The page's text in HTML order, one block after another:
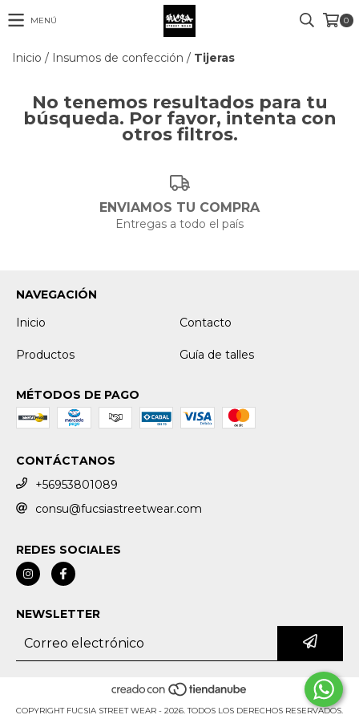
MENÚ 0
Inicio / Insumos de confección / Tijeras
No tenemos resultados para tu
búsqueda. Por favor, intenta con
otros filtros.
ENVIAMOS TU COMPRA
Entregas a todo el país
NAVEGACIÓN
Inicio
Contacto
Productos Guía de talles
MÉTODOS DE PAGO
CONTÁCTANOS
+56953801089
consu@fucsiastreetwear.com
REDES SOCIALES
NEWSLETTER
COPYRIGHT FUCSIA STREET WEAR - 2026. TODOS LOS DERECHOS RESERVADOS.